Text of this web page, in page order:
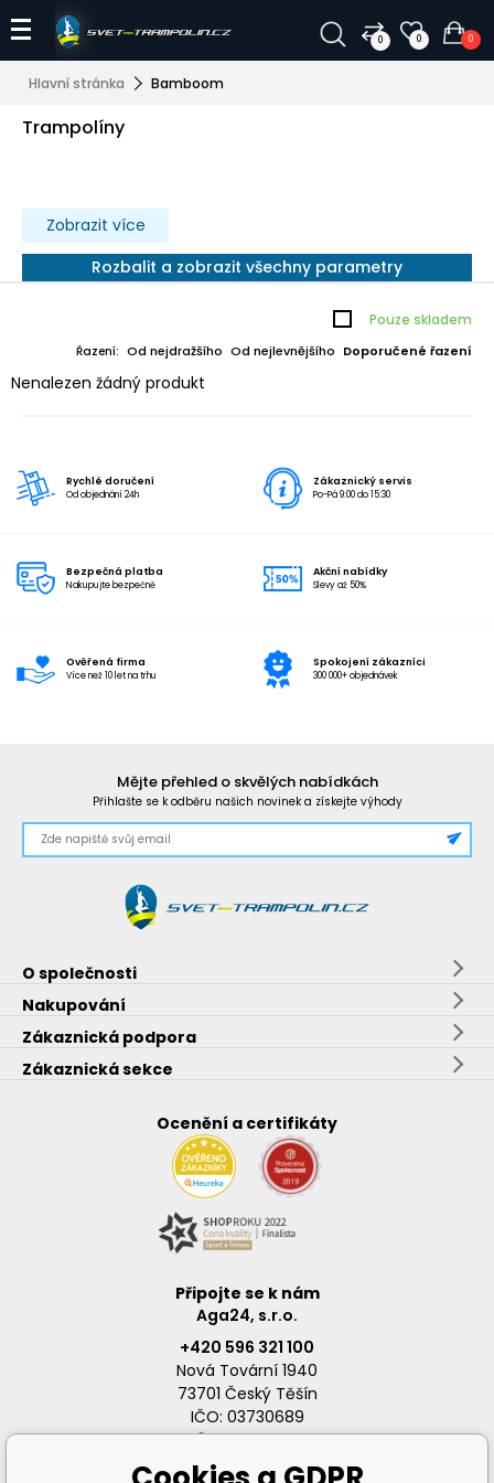
0 0 0
Hlavní stránka Bamboom
Trampolíny
Zobrazit více
Rozbalit a zobrazit všechny parametry
Pouze skladem
Řazení: Od nejdražšího Od nejlevnějšího Doporučené řazení
Nenalezen žádný produkt
Rychlé doručení
Od objednání 24h
Zákaznický servis
Po-Pá 9:00 do 15:30
Bezpečná platba
Nakupujte bezpečně
Akční nabídky
Slevy až 50%
Ověřená firma
Více než 10 let na trhu
Spokojení zákazníci
300 000+ objednávek
Mějte přehled o skvělých nabídkách
Přihlašte se k odběru našich novinek a získejte výhody
O společnosti
Nakupování
Zákaznická podpora
Zákaznická sekce
Ocenění a certifikáty
Připojte se k nám
Aga24, s.r.o.
+420 596 321 100
Nová Tovární 1940
73701 Český Těšín
IČO: 03730689
DIČ: CZ03730689